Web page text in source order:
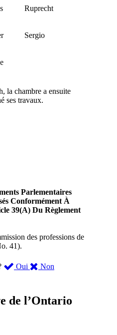
Ruprecht
Sergio
la chambre a ensuite
ses travaux.
Parlementaires
Conformément À
39(A) Du Règlement
des professions de
41).
Oui ,
été
Non
m’a
de l’Ontario